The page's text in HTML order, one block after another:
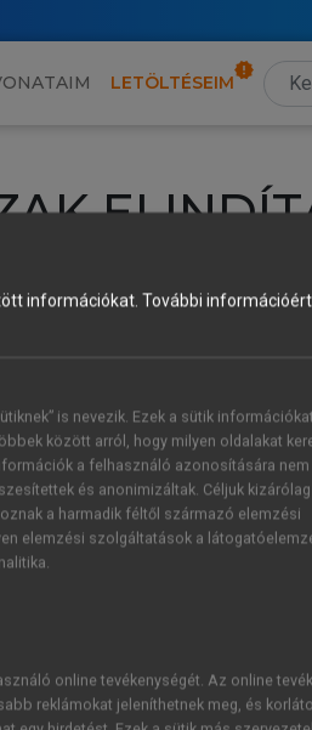
LETÖLTÉSEIM
iskolai azonosítóddal vagy
hozzáférésrevagy
vagy hozz
ÚJ FIÓK
1 óra
információkat. További
is nevezik. Ezek a sütik
között arról, hogy milyen oldalakat
a felhasználó azonosítására nem
és anonimizáltak. Céljuk
a harmadik féltől származó elemzési
elemzési szolgáltatások a
online tevékenységét. Az online
reklámokat jeleníthetnek meg, és